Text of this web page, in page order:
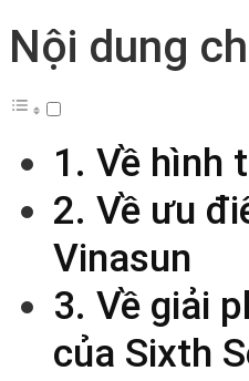
Nội dung
1. Về hình
2. Về ưu
Vinasun
3. Về giải
của Sixth